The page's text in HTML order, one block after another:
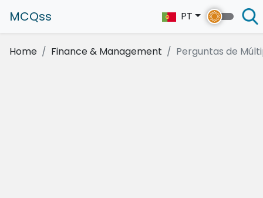
MCQss PT
Home Finance & Management Perguntas de